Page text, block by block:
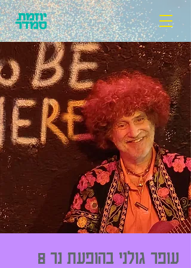
עופר גולני בהופעת נר 8